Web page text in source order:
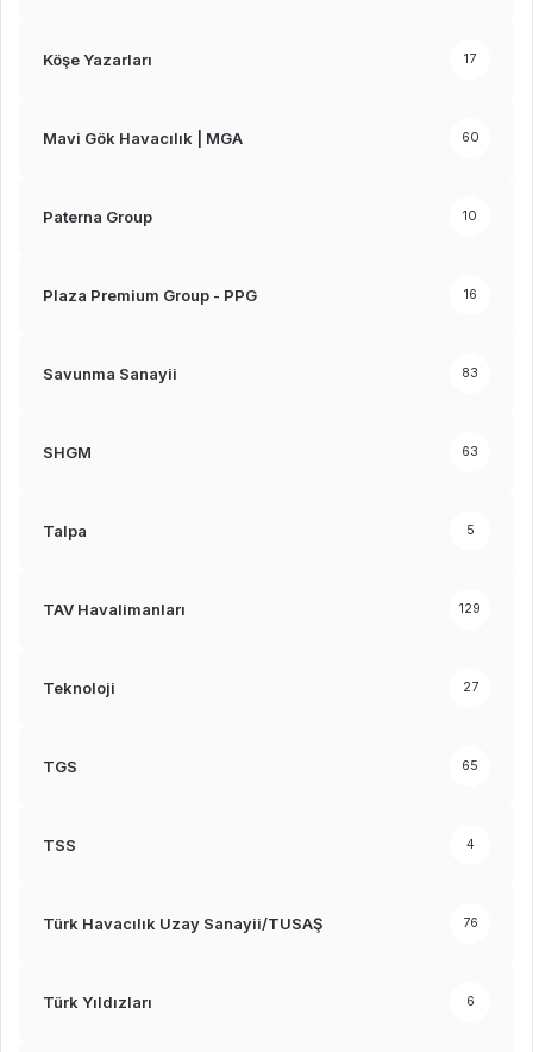
Köşe Yazarları 17
Mavi Gök Havacılık | MGA 60
Paterna Group 10
Plaza Premium Group - PPG 16
Savunma Sanayii 83
SHGM 63
Talpa 5
TAV Havalimanları 129
Teknoloji 27
TGS 65
TSS 4
Türk Havacılık Uzay Sanayii/TUSAŞ 76
Türk Yıldızları 6